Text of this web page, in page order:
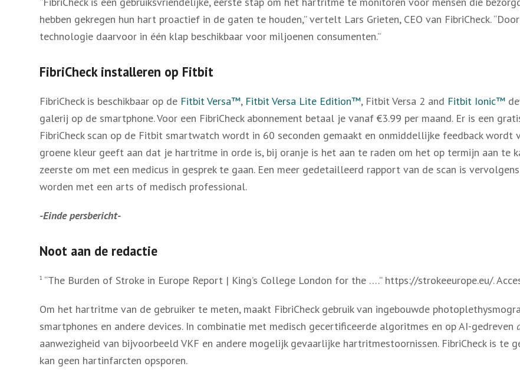
hebben gekregen hun hart proactief in de gaten te houden,” vertelt Lars Grieten, CEO van FibriCheck.
technologie daarvoor in één klap beschikbaar voor miljoenen consumenten.”
FibriCheck installeren op Fitbit
FibriCheck is beschikbaar op de Fitbit Versa™, Fitbit Versa Lite Edition™, Fitbit Versa 2 and Fitbit Ionic™
galerij op de smartphone. Voor een FibriCheck abonnement betaal je vanaf €3.99 per maand. Er is een
FibriCheck scan op de Fitbit smartwatch wordt in 60 seconden gemaakt en onmiddellijke feedback wordt
groene kleur geeft aan dat je hartritme in orde is, bij oranje is het aan te raden om het op termijn aan te
zeerste om met een medicus in gesprek te gaan. Een meer gedetailleerd rapport van de scan is
worden met een arts of medisch professional.
-Einde persbericht-
Noot aan de redactie
1 “The Burden of Stroke in Europe Report | King’s College London for the ….” https://strokeeurope.eu/.
Om het hartritme van de gebruiker te meten, maakt FibriCheck gebruik van ingebouwde
smartphones en andere devices. In combinatie met medisch gecertificeerde algoritmes en op AI-gedreven
aanwezigheid van bijvoorbeeld VKF en andere mogelijk gevaarlijke hartritmestoornissen. FibriCheck is te
kan geen hartinfarcten opsporen.